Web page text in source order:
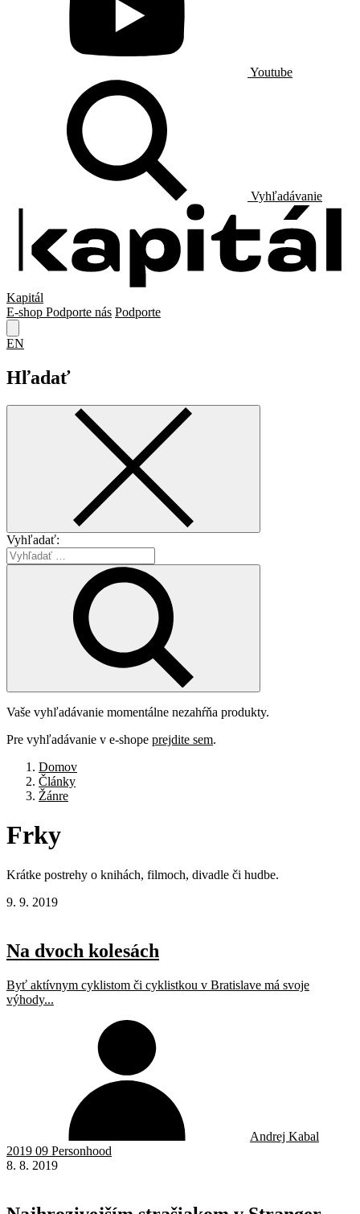
Youtube
Vyhľadávanie
Kapitál
E-shop Podporte nás Podporte
EN
Hľadať
Vyhľadať:
Vaše vyhľadávanie momentálne nezahŕňa produkty.
Pre vyhľadávanie v e-shope prejdite sem.
Domov
Články
Žánre
Frky
Krátke postrehy o knihách, filmoch, divadle či hudbe.
9. 9. 2019
Na dvoch kolesách
Byť aktívnym cyklistom či cyklistkou v Bratislave má svoje
výhody...
Andrej Kabal
2019 09 Personhood
8. 8. 2019